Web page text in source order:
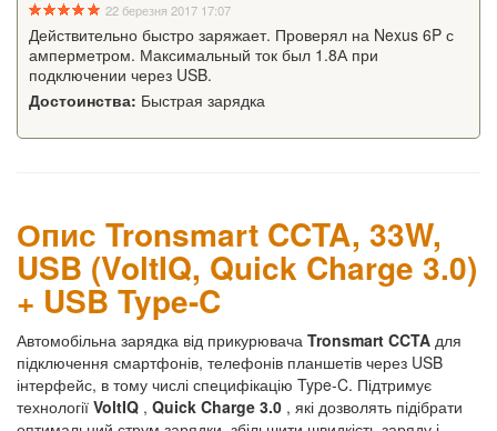
22 березня 2017 17:07
Действительно быстро заряжает. Проверял на Nexus 6P с
амперметром. Максимальный ток был 1.8А при
подключении через USB.
Достоинства: Быстрая зарядка
Опис Tronsmart CCTA, 33W,
USB (VoltIQ, Quick Charge 3.0)
+ USB Type-C
Автомобільна зарядка від прикурювача Tronsmart CCTA для
підключення смартфонів, телефонів планшетів через USB
інтерфейс, в тому числі специфікацію Type-C. Підтримує
технології VoltIQ , Quick Charge 3.0 , які дозволять підібрати